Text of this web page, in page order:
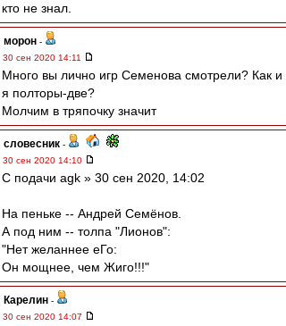
кто не знал.
морон -
30 сен 2020 14:11
Много вы лично игр Семенова смотрели? Как и
я полторы-две?
Молчим в тряпочку значит
словесник -
30 сен 2020 14:10
С подачи agk » 30 сен 2020, 14:02
На пеньке -- Андрей Семёнов.
А под ним -- толпа "Лионов":
"Нет желаннее еГо:
Он мощнее, чем Жиго!!!"
Карелин -
30 сен 2020 14:07